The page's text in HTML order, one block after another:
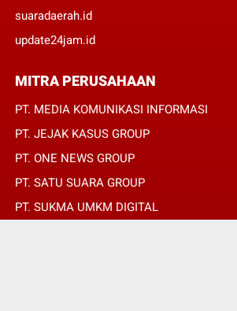
suaradaerah.id
update24jam.id
MITRA PERUSAHAAN
PT. MEDIA KOMUNIKASI INFORMASI
PT. JEJAK KASUS GROUP
PT. ONE NEWS GROUP
PT. SATU SUARA GROUP
PT. SUKMA UMKM DIGITAL